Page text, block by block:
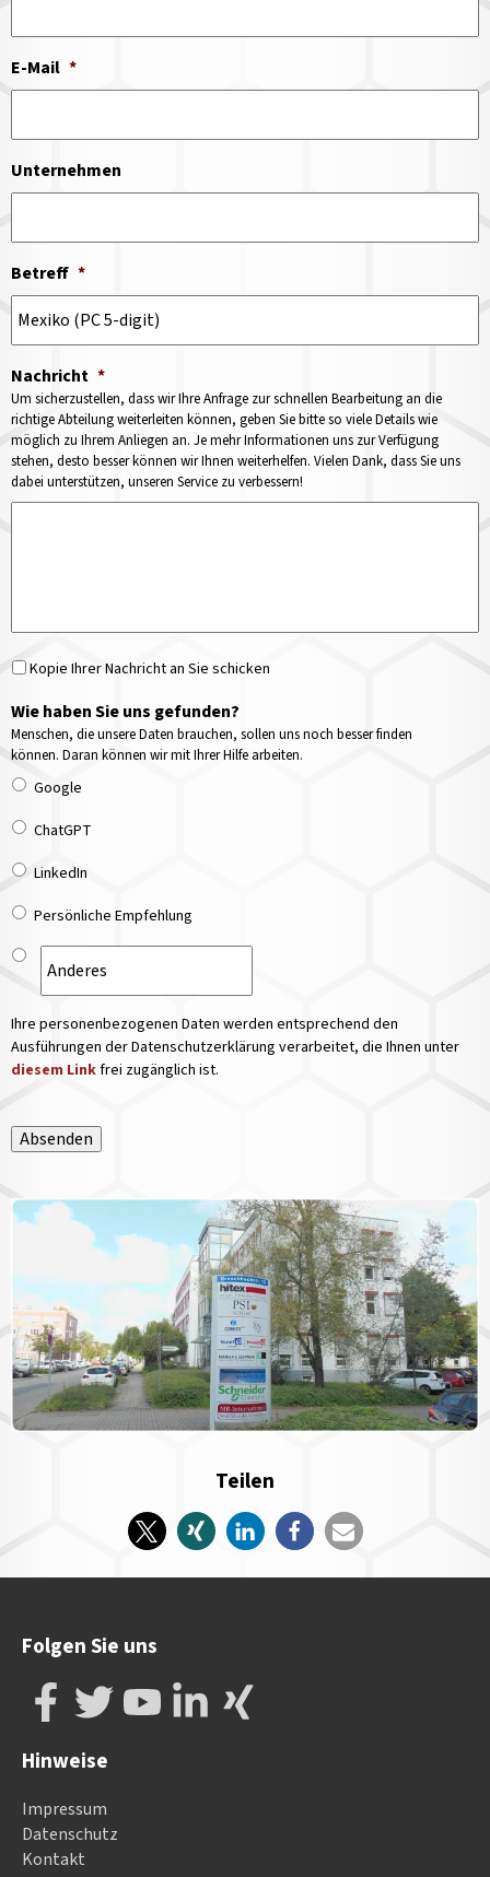
E-Mail *
Unternehmen
Betreff *
Nachricht *
Um sicherzustellen, dass wir Ihre Anfrage zur schnellen Bearbeitung an die
richtige Abteilung weiterleiten können, geben Sie bitte so viele Details wie
möglich zu Ihrem Anliegen an. Je mehr Informationen uns zur Verfügung
stehen, desto besser können wir Ihnen weiterhelfen. Vielen Dank, dass Sie uns
dabei unterstützen, unseren Service zu verbessern!
Kopie Ihrer Nachricht an Sie schicken
Wie haben Sie uns gefunden?
Menschen, die unsere Daten brauchen, sollen uns noch besser finden
können. Daran können wir mit Ihrer Hilfe arbeiten.
Google
ChatGPT
LinkedIn
Persönliche Empfehlung
Ihre personenbezogenen Daten werden entsprechend den
Ausführungen der Datenschutzerklärung verarbeitet, die Ihnen unter
diesem Linkfrei zugänglich ist.
Absenden
Teilen
Folgen Sie uns
Hinweise
Impressum
Datenschutz
Kontakt